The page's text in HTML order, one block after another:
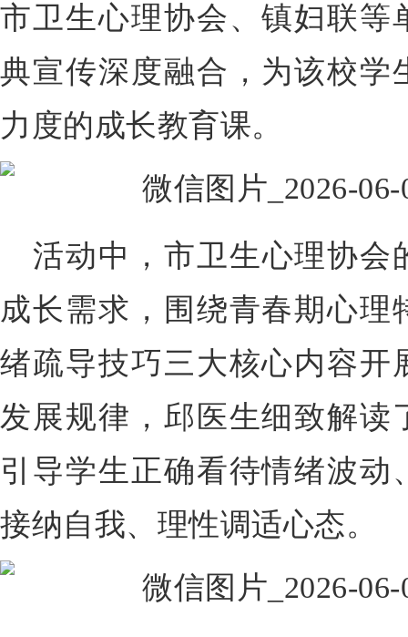
市卫生心理协会、镇妇联等
典宣传深度融合，为该校学
力度的成长教育课。
活动中，市卫生心理协会
成长需求，围绕青春期心
绪疏导技巧三大核心内容开
发展规律，邱医生细致解读
引导学生正确看待情绪波
接纳自我、理性调适心态。